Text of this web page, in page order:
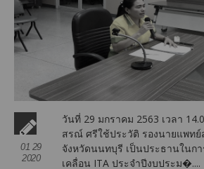
01 29
2020
วันที่ 29 มกราคม 2563 เวลา
สรณ์ ศรีใช้ประวัติ รองนายแพท
จังหวัดนนทบุรี เป็นประธานในก
เคลื่อน ITA ประจำปีงบประม�....